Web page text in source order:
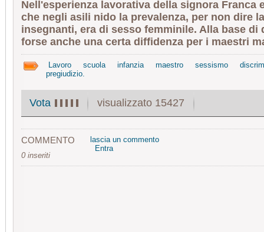
Nell'esperienza lavorativa della signora Franca
che negli asili nido la prevalenza, per non dire
insegnanti, era di sesso femminile. Alla base di
forse anche una certa diffidenza per i maestri
Lavoro scuola infanzia maestro sessismo
pregiudizio.
Vota visualizzato 15427
COMMENTO
0 inseriti
lascia un commento
Entra